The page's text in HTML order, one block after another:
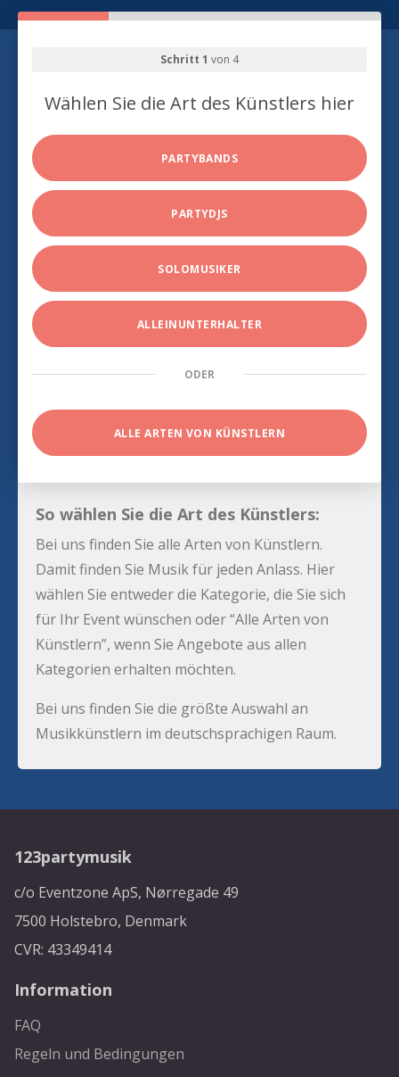
Schritt 1 von 4
Wählen Sie die Art des Künstlers hier
PARTYBANDS
PARTYDJS
SOLOMUSIKER
ALLEINUNTERHALTER
ODER
ALLE ARTEN VON KÜNSTLERN
So wählen Sie die Art des Künstlers:
Bei uns finden Sie alle Arten von Künstlern.
Damit finden Sie Musik für jeden Anlass. Hier
wählen Sie entweder die Kategorie, die Sie sich
für Ihr Event wünschen oder “Alle Arten von
Künstlern”, wenn Sie Angebote aus allen
Kategorien erhalten möchten.
Bei uns finden Sie die größte Auswahl an
Musikkünstlern im deutschsprachigen Raum.
123partymusik
c/o Eventzone ApS, Nørregade 49
7500 Holstebro, Denmark
CVR: 43349414
Information
FAQ
Regeln und Bedingungen